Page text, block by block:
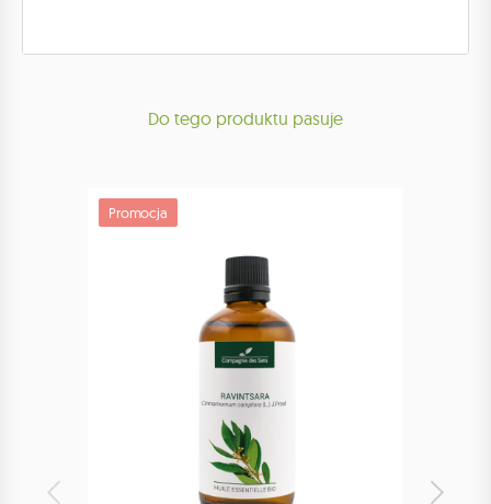
Do tego produktu pasuje
Promocja